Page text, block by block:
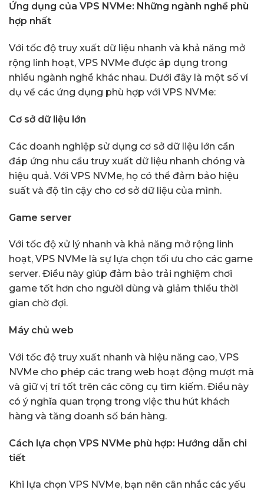
Ứng dụng của VPS NVMe: Những ngành nghề phù
hợp nhất
Với tốc độ truy xuất dữ liệu nhanh và khả năng mở
rộng linh hoạt, VPS NVMe được áp dụng trong
nhiều ngành nghề khác nhau. Dưới đây là một số ví
dụ về các ứng dụng phù hợp với VPS NVMe:
Cơ sở dữ liệu lớn
Các doanh nghiệp sử dụng cơ sở dữ liệu lớn cần
đáp ứng nhu cầu truy xuất dữ liệu nhanh chóng và
hiệu quả. Với VPS NVMe, họ có thể đảm bảo hiệu
suất và độ tin cậy cho cơ sở dữ liệu của mình.
Game server
Với tốc độ xử lý nhanh và khả năng mở rộng linh
hoạt, VPS NVMe là sự lựa chọn tối ưu cho các game
server. Điều này giúp đảm bảo trải nghiệm chơi
game tốt hơn cho người dùng và giảm thiểu thời
gian chờ đợi.
Máy chủ web
Với tốc độ truy xuất nhanh và hiệu năng cao, VPS
NVMe cho phép các trang web hoạt động mượt mà
và giữ vị trí tốt trên các công cụ tìm kiếm. Điều này
có ý nghĩa quan trọng trong việc thu hút khách
hàng và tăng doanh số bán hàng.
Cách lựa chọn VPS NVMe phù hợp: Hướng dẫn chi
tiết
Khi lựa chọn VPS NVMe, bạn nên cân nhắc các yếu